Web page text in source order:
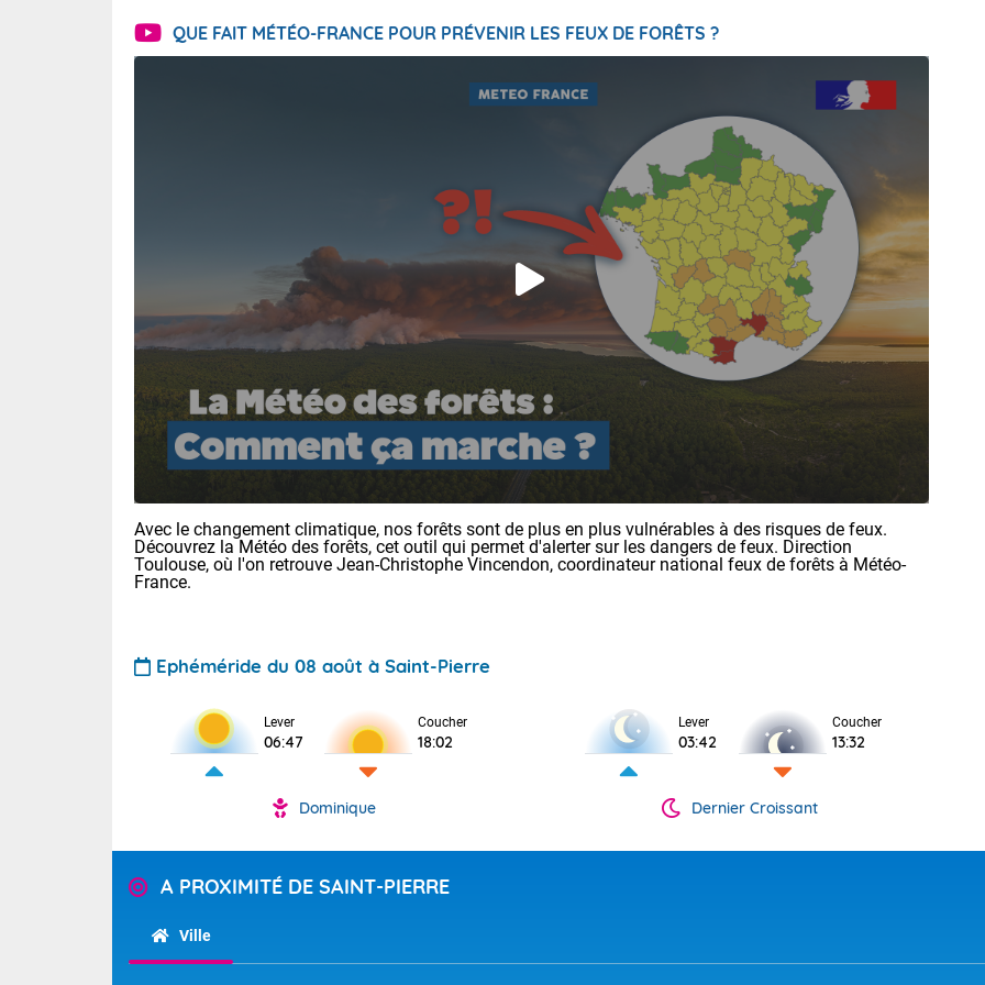
QUE FAIT MÉTÉO-FRANCE POUR PRÉVENIR LES FEUX DE FORÊTS ?
Avec le changement climatique, nos forêts sont de plus en plus vulnérables à des risques de feux.
Découvrez la Météo des forêts, cet outil qui permet d'alerter sur les dangers de feux. Direction
Toulouse, où l'on retrouve Jean-Christophe Vincendon, coordinateur national feux de forêts à Météo-
France.
Ephéméride du 08 août à Saint-Pierre
Lever
06:47
Coucher
18:02
Dominique
Lever
03:42
Coucher
13:32
Dernier Croissant
A PROXIMITÉ DE SAINT-PIERRE
Ville